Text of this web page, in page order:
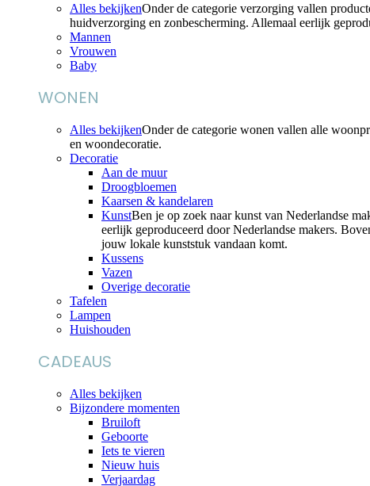
Alles bekijkenOnder de categorie verzorging vallen
huidverzorging en zonbescherming. Allemaal eerlijk
Mannen
Vrouwen
Baby
WONEN
Alles bekijkenOnder de categorie wonen vallen alle
en woondecoratie.
Decoratie
Aan de muur
Droogbloemen
Kaarsen & kandelaren
KunstBen je op zoek naar kunst van Nederlandse
eerlijk geproduceerd door Nederlandse makers.
jouw lokale kunststuk vandaan komt.
Kussens
Vazen
Overige decoratie
Tafelen
Lampen
Huishouden
CADEAUS
Alles bekijken
Bijzondere momenten
Bruiloft
Geboorte
Iets te vieren
Nieuw huis
Verjaardag